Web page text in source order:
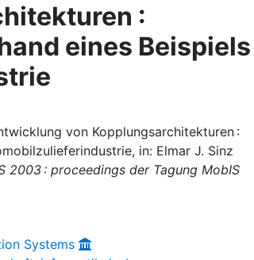
:
eines Beispiels
von Kopplungsarchitekturen :
in: Elmar J. Sinz
: proceedings der Tagung MobIS
Systems